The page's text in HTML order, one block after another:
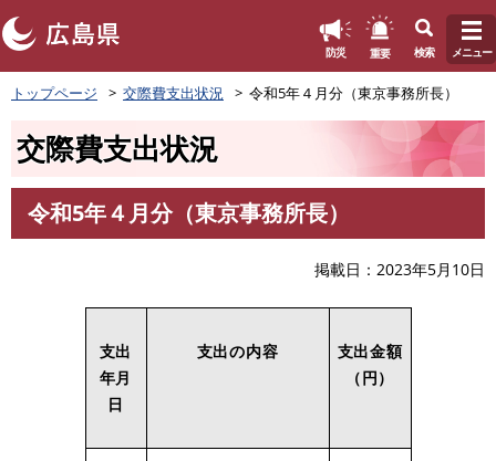
ペ
ー
頭
す
防災 重要 検索 メニュー
トップページ 交際費支出状況 令和5年４月分（東京事務所長）
交際費支出状況
文
令和5年４月分（東京事務所長）
掲載日 2023年5月10日
支出
年月
日
支出の内容
支出金額
（円）